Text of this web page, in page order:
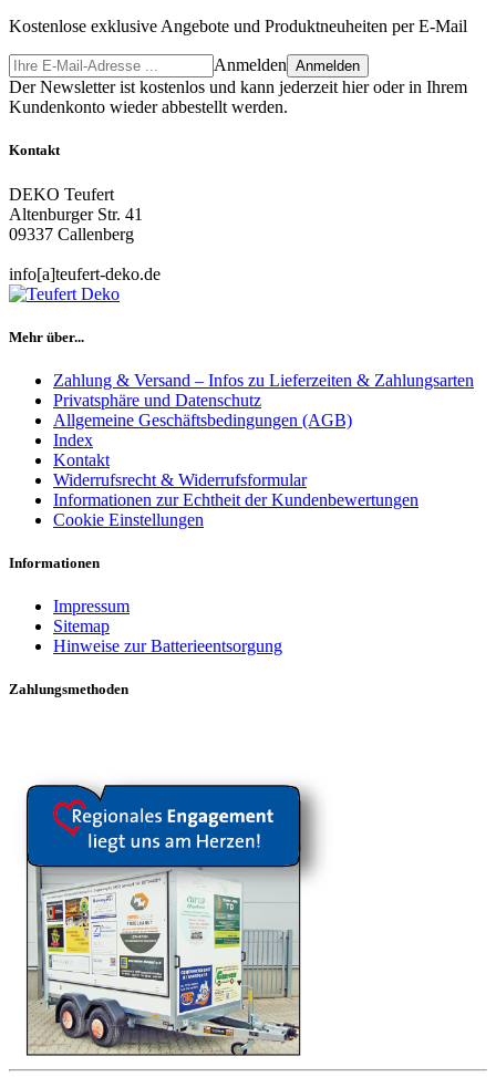
Kostenlose exklusive Angebote und Produktneuheiten per E-Mail
Anmelden Anmelden
Der Newsletter ist kostenlos und kann jederzeit hier oder in Ihrem
Kundenkonto wieder abbestellt werden.
Kontakt
DEKO Teufert
Altenburger Str. 41
09337 Callenberg
info[a]teufert-deko.de
Mehr über...
Zahlung & Versand – Infos zu Lieferzeiten & Zahlungsarten
Privatsphäre und Datenschutz
Allgemeine Geschäftsbedingungen (AGB)
Index
Kontakt
Widerrufsrecht & Widerrufsformular
Informationen zur Echtheit der Kundenbewertungen
Cookie Einstellungen
Informationen
Impressum
Sitemap
Hinweise zur Batterieentsorgung
Zahlungsmethoden